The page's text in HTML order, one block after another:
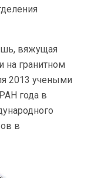
вяжущая
гранитном
2013 учеными
года в
в